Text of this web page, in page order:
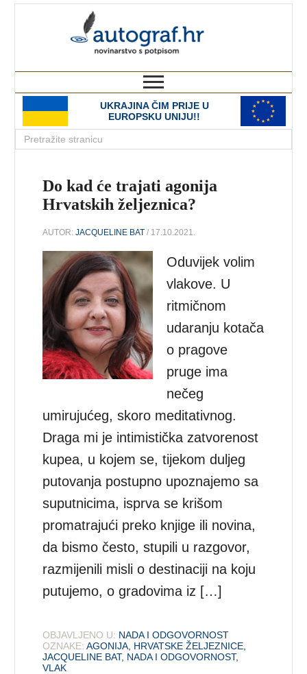
UKRAJINA ČIM PRIJE U
EUROPSKU UNIJU!!
Do kad će trajati agonija
Hrvatskih željeznica?
AUTOR:JACQUELINE BAT / 17.10.2021.
Oduvijek volim
vlakove. U
ritmičnom
udaranju kotača
o pragove
pruge ima
nečeg
umirujućeg, skoro meditativnog.
Draga mi je intimistička zatvorenost
kupea, u kojem se, tijekom duljeg
putovanja postupno upoznajemo sa
suputnicima, isprva se krišom
promatrajući preko knjige ili novina,
da bismo često, stupili u razgovor,
razmijenili misli o destinaciji na koju
putujemo, o gradovima iz […]
OBJAVLJENO U: NADA I ODGOVORNOST
OZNAKE: AGONIJA HRVATSKE ŽELJEZNICE
JACQUELINE BAT, NADA I ODGOVORNOST,
VLAK